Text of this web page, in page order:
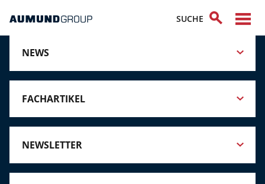
NEWS
FACHARTIKEL
NEWSLETTER